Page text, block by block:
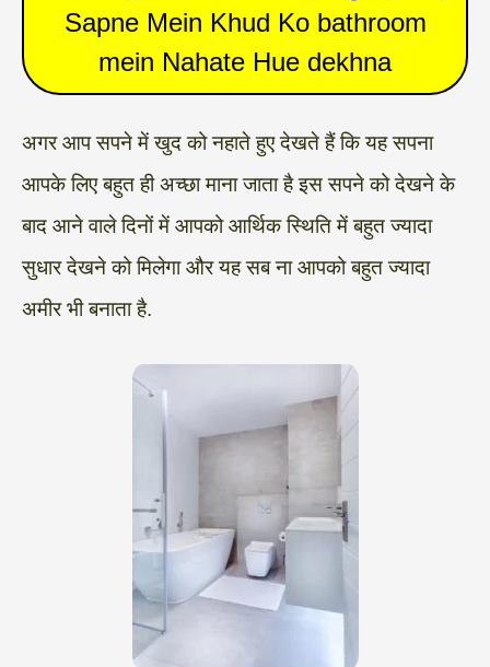
Sapne Mein Khud Ko bathroom
mein Nahate Hue dekhna
अगर आप सपने में खुद को नहाते हुए देखते हैं कि यह सपना
आपके लिए बहुत ही अच्छा माना जाता है इस सपने को देखने के
बाद आने वाले दिनों में आपको आर्थिक स्थिति में बहुत ज्यादा
सुधार देखने को मिलेगा और यह सब ना आपको बहुत ज्यादा
अमीर भी बनाता है.